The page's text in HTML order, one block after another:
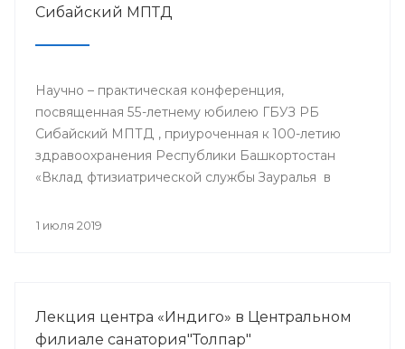
Сибайский МПТД
Научно – практическая конференция,
посвященная 55-летнему юбилею ГБУЗ РБ
Сибайский МПТД , приуроченная к 100-летию
здравоохранения Республики Башкортостан
«Вклад фтизиатрической службы Зауралья в
года в городе Сибай.
1 июля 2019
Лекция центра «Индиго» в Центральном
филиале санатория"Толпар"